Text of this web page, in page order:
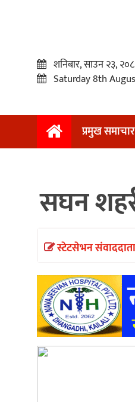
प्रमुख
राजनीति
समाचार
अन्तर्वार्ता
खेलकुद
शनिबार, साउन २३,
Saturday 8th
प्रमुख समाचार
सघन
स्टेटसेभन संवाददाता